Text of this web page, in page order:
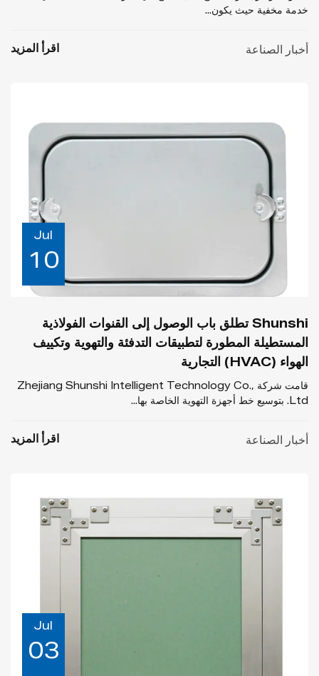
خدمة مخفية حيث يكون...
أخبار الصناعة اقرأ المزيد
Jul
10
Shunshi تطلق باب الوصول إلى القنوات الفولاذية
المستطيلة المطورة لتطبيقات التدفئة والتهوية وتكييف
الهواء (HVAC) التجارية
قامت شركة Zhejiang Shunshi Intelligent Technology Co.,
Ltd. بتوسيع خط أجهزة التهوية الخاصة بها...
أخبار الصناعة اقرأ المزيد
Jul
03